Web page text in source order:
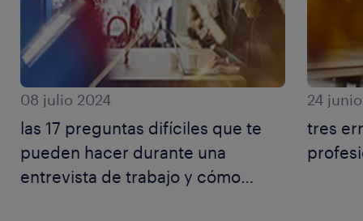
08 julio 2024
las 17 preguntas difíciles que te
pueden hacer durante una
entrevista de trabajo y cómo
24
tres